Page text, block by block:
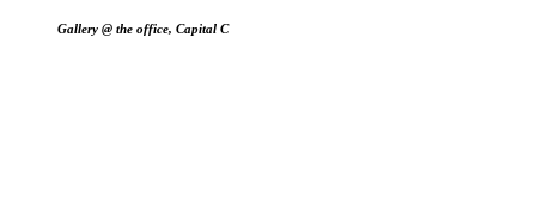
Gallery @ the office, Capital C